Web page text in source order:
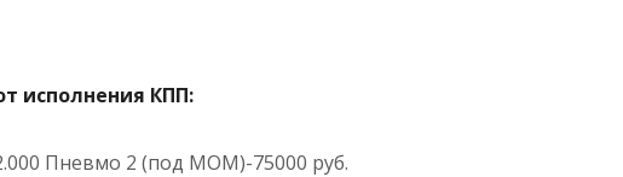
исполнения КПП:
Пневмо 2 (под МОМ)-75000 руб.